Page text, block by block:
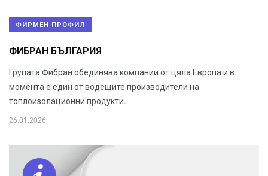
ФИРМЕН ПРОФИЛ
ФИБРАН БЪЛГАРИЯ
Групата Фибран обединява компании от цяла Европа и в
момента е един от водещите производители на
топлоизолационни продукти.
26.01.2026